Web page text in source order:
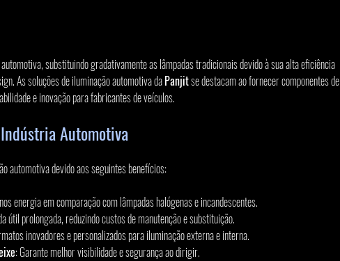
substituindo gradativamente as lâmpadas tradicionais devido à sua alta eficiência
As soluções de iluminação automotiva da Panjit se destacam ao fornecer componentes de
e inovação para fabricantes de veículos.
Automotiva
automotiva devido aos seguintes benefícios:
energia em comparação com lâmpadas halógenas e incandescentes.
útil prolongada, reduzindo custos de manutenção e substituição.
inovadores e personalizados para iluminação externa e interna.
: Garante melhor visibilidade e segurança ao dirigir.